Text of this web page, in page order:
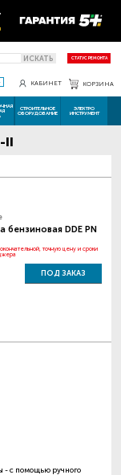
ИСКАТЬ СТАТУС РЕМОНТА
КАБИНЕТ КОРЗИНА
СТРОИТЕЛЬНОЕ
ОБОРУДОВАНИЕ
ЭЛЕКТРО
ИНСТРУМЕНТ
II
DDE PN
точную цену и сроки
ПОД ЗАКАЗ
- с помощью ручного